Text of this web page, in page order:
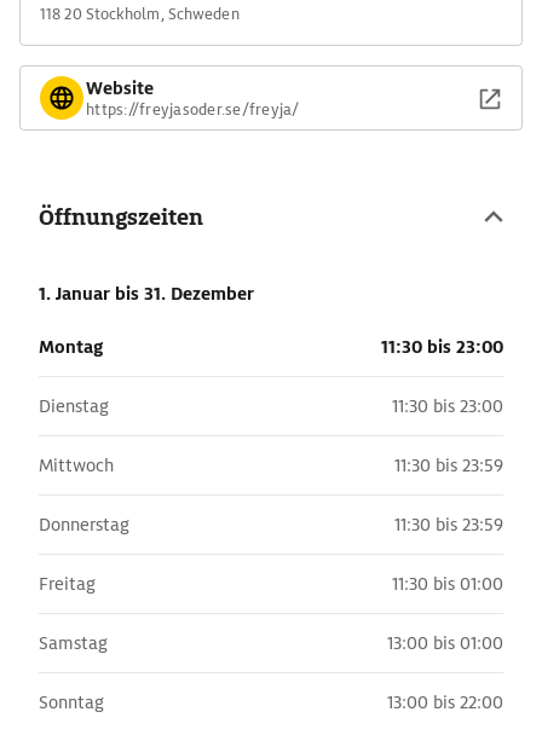
118 20 Stockholm, Schweden
Website
https://freyjasoder.se/freyja/
Öffnungszeiten
1. Januar bis 31. Dezember
Montag 11:30 bis 23:00
Dienstag 11:30 bis 23:00
Mittwoch 11:30 bis 23:59
Donnerstag 11:30 bis 23:59
Freitag 11:30 bis 01:00
Samstag 13:00 bis 01:00
Sonntag 13:00 bis 22:00